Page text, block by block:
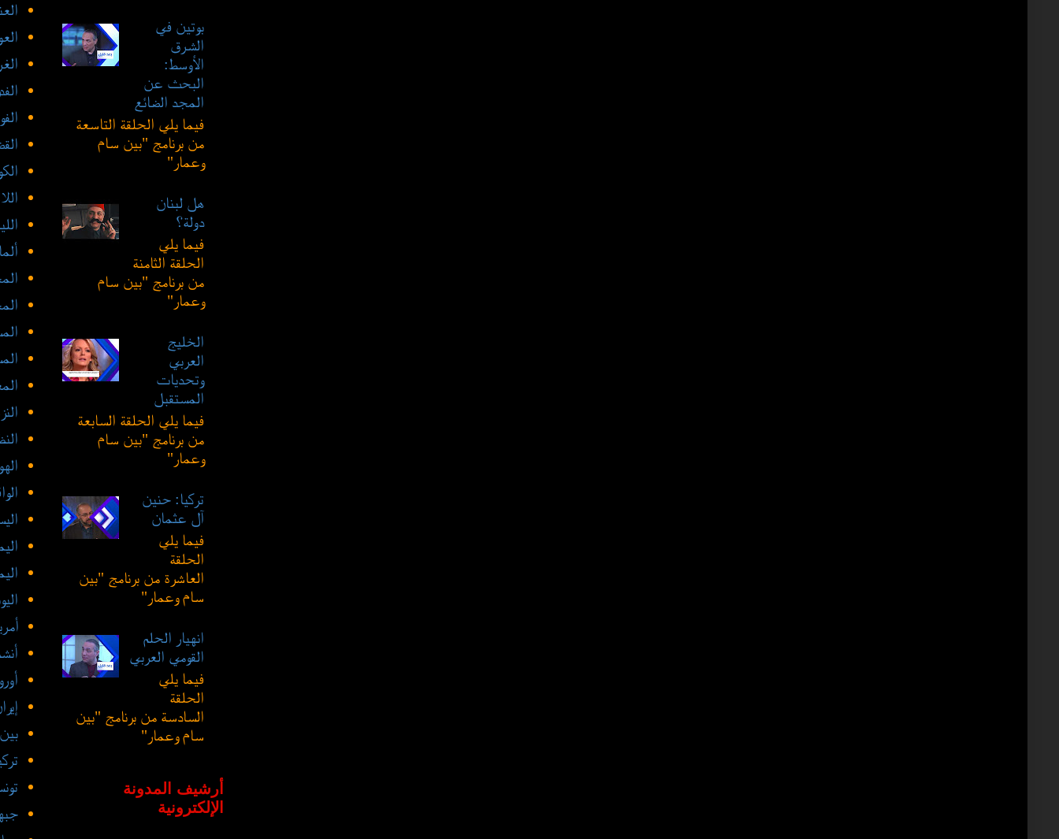
بوتين في
الشرق
الأوسط:
البحث عن
المجد الضائع
فيما يلي الحلقة التاسعة
من برنامج "بين سام
وعمار"
هل لبنان
دولة؟
فيما يلي
الحلقة الثامنة
من برنامج "بين سام
وعمار"
الخليج
العربي
وتحديات
المستقبل
فيما يلي الحلقة السابعة
من برنامج "بين سام
وعمار"
تركيا: حنين
آل عثمان
فيما يلي
الحلقة
العاشرة من برنامج "بين
سام وعمار"
انهيار الحلم
القومي العربي
فيما يلي
الحلقة
السادسة من برنامج "بين
سام وعمار"
أرشيف المدونة
الإلكترونية